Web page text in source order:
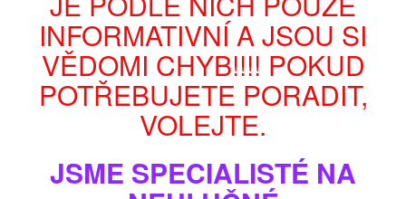
INFORMATIVNÍ A JSOU SI
VĚDOMI CHYB!!!! POKUD
POTŘEBUJETE PORADIT,
VOLEJTE.
JSME SPECIALISTÉ NA